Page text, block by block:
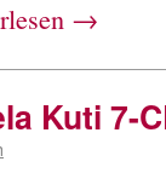
→
Kuti 7-